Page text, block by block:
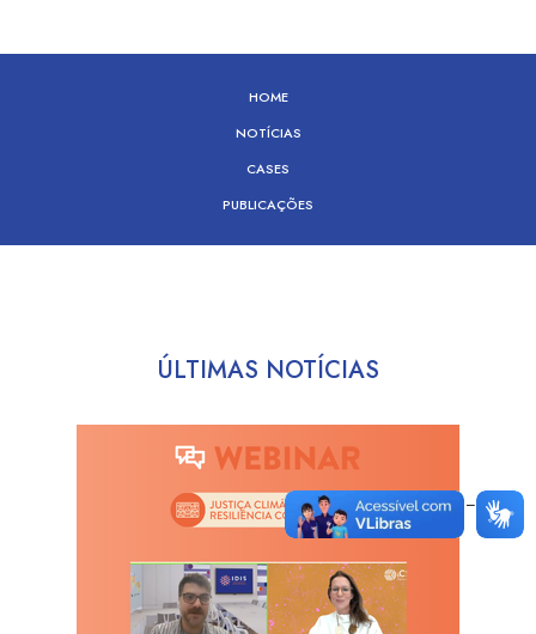
HOME
NOTÍCIAS
CASES
PUBLICAÇÕES
ÚLTIMAS NOTÍCIAS